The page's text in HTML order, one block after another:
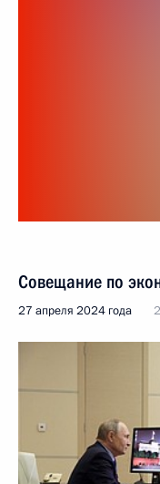
Совещание по
27 апреля 2024 года